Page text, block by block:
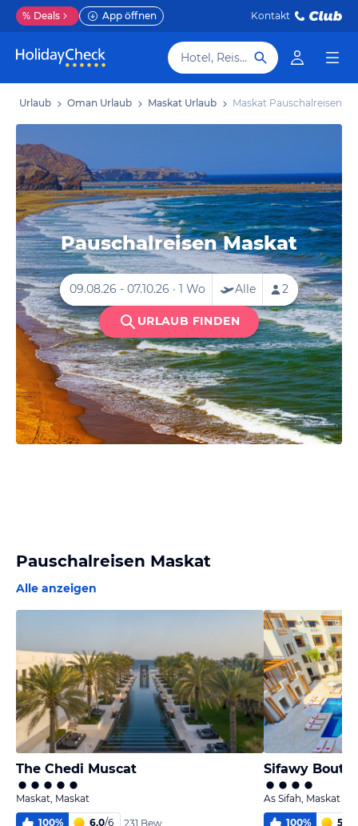
% Deals App öffnen Kontakt
Hotel, Reiseziel
Urlaub Oman Urlaub Maskat Urlaub Maskat Pauschalreisen
Pauschalreisen Maskat
Pauschalreisen Maskat
Alle anzeigen
The Chedi Muscat
Maskat, Maskat
100% 6,0/6
231 Bew.
Sifawy
As Sifah, Maskat
100% 5,7